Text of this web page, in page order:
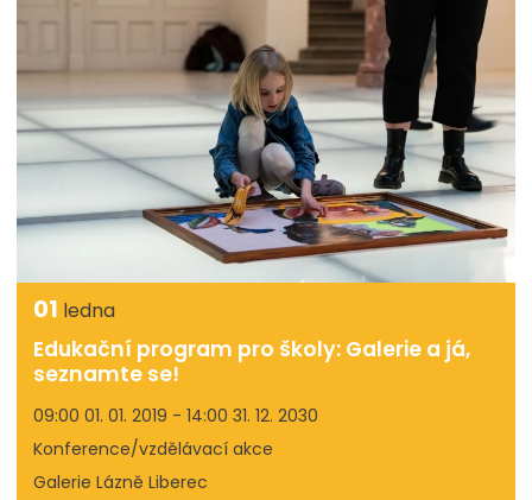
01 ledna
Edukační program pro školy: Galerie a já,
seznamte se!
09:00 01. 01. 2019 - 14:00 31. 12. 2030
Konference/vzdělávací akce
Galerie Lázně Liberec